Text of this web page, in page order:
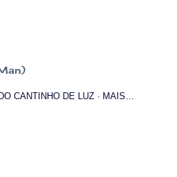
CANTINHO DE LUZ MAIS…